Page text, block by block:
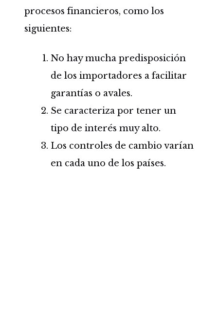
procesos financieros, como los
siguientes:
No hay mucha predisposición
de los importadores a facilitar
garantías o avales.
Se caracteriza por tener un
tipo de interés muy alto.
Los controles de cambio varían
en cada uno de los países.